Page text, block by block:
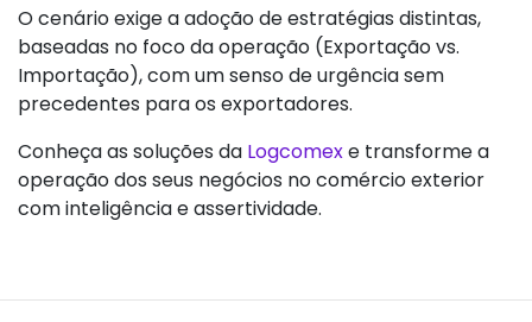
O cenário exige a adoção de estratégias distintas,
baseadas no foco da operação (Exportação vs.
Importação), com um senso de urgência sem
precedentes para os exportadores.
Conheça as soluções da Logcomexe transforme a
operação dos seus negócios no comércio exterior
com inteligência e assertividade.